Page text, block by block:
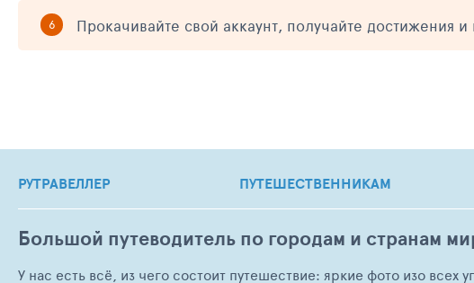
Прокачивайте свой аккаунт, получайте достижения
РУТРАВЕЛЛЕР ПУТЕШЕСТВЕННИКАМ
Большой путеводитель по городам и странам
У нас есть всё, из чего состоит путешествие: яркие фото изо